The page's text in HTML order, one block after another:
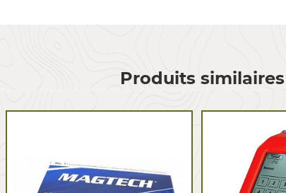
Produits similaires